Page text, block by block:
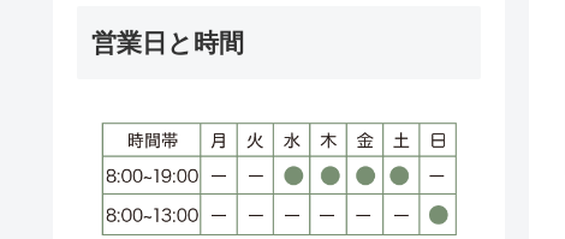
営業日と時間